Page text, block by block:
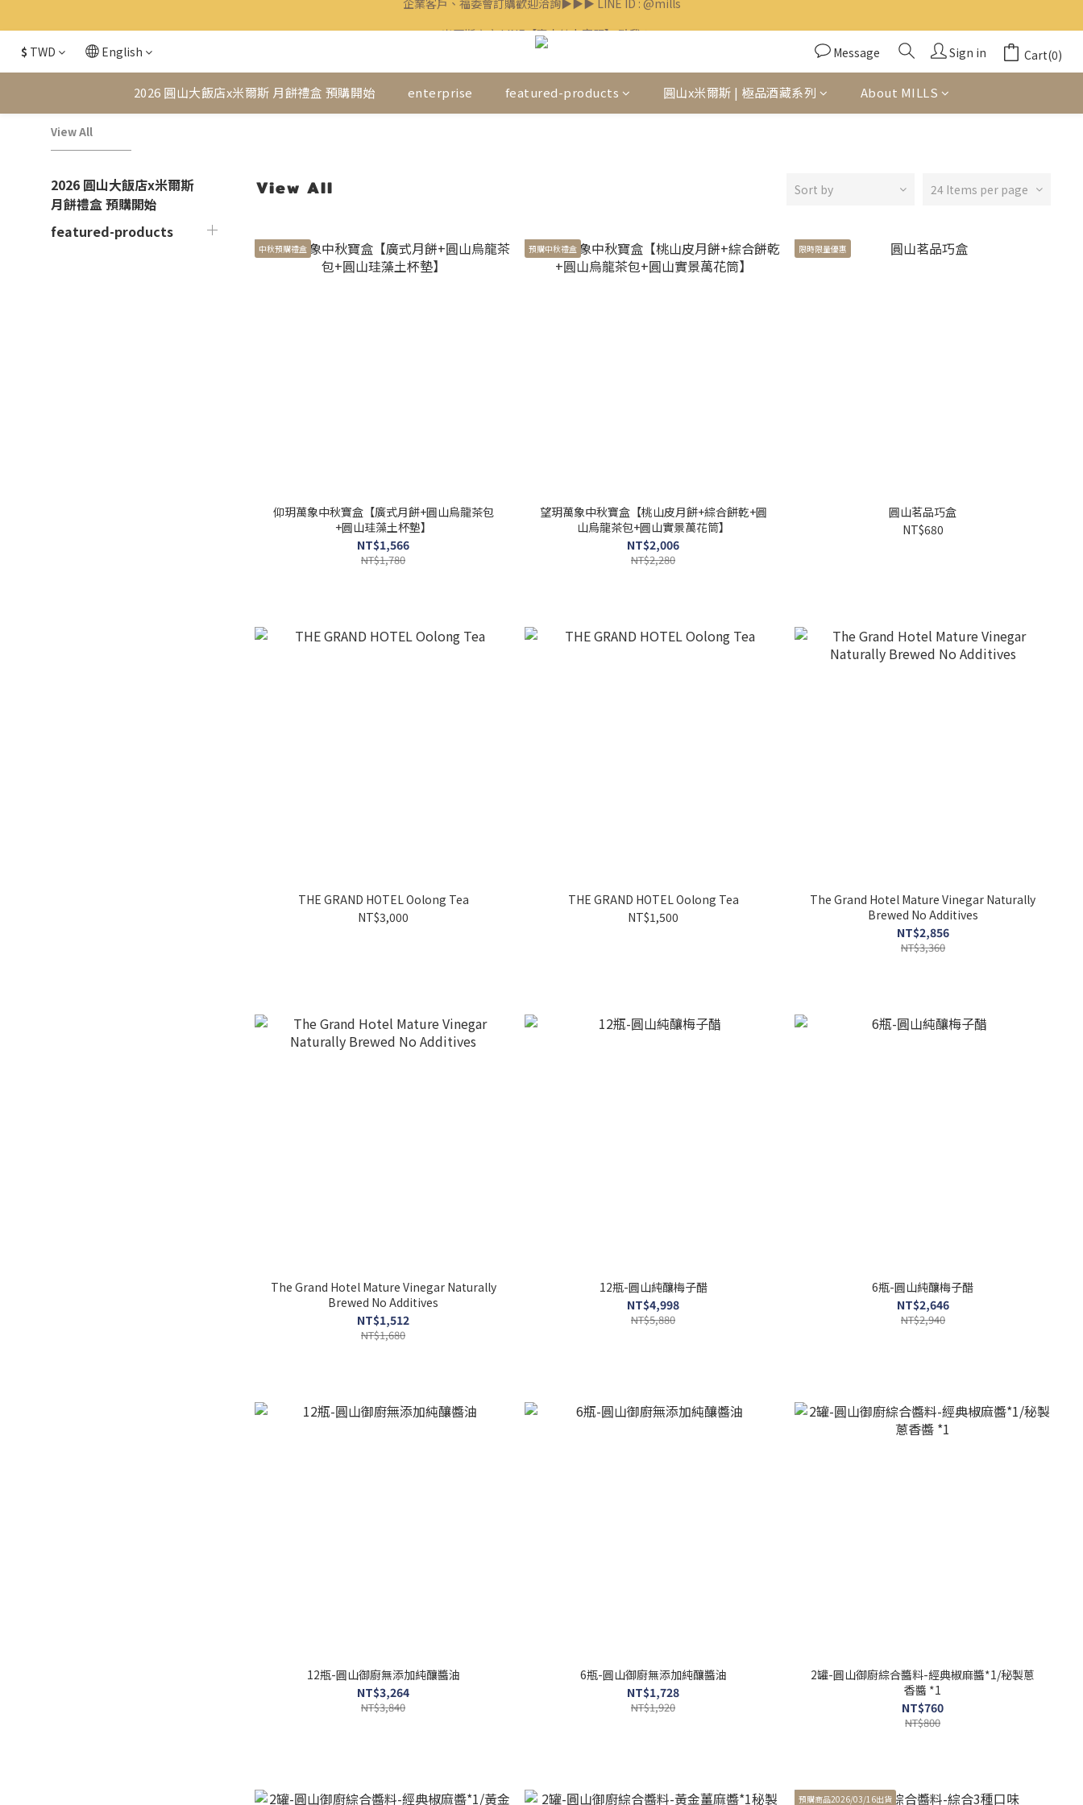
企業客戶、福委會訂購歡迎洽詢▶▶▶ LINE ID : @mills
🛎米爾斯官方 LINE【專人線上客服】 點我！
$ TWD English Message Sign in Cart(0)
2026 圓山大飯店x米爾斯 月餅禮盒 預購開始 enterprise featured-products 圓山x米爾斯 | 極品酒藏系列 About MILLS
View All
2026 圓山大飯店x米爾斯
月餅禮盒 預購開始
featured-products
View All Sort by 24 Items per page
中秋預購禮盒
仰玥萬象中秋寶盒【廣式月餅+圓山烏龍茶包
+圓山珪藻土杯墊】
NT$1,566
NT$1,780
預購中秋禮盒
望玥萬象中秋寶盒【桃山皮月餅+綜合餅乾+圓
山烏龍茶包+圓山實景萬花筒】
NT$2,006
NT$2,280
限時限量優惠
圓山茗品巧盒
NT$680
THE GRAND HOTEL Oolong Tea
NT$3,000
THE GRAND HOTEL Oolong Tea
NT$1,500
The Grand Hotel Mature Vinegar Naturally
Brewed No Additives
NT$2,856
NT$3,360
The Grand Hotel Mature Vinegar Naturally
Brewed No Additives
NT$1,512
NT$1,680
12瓶-圓山純釀梅子醋
NT$4,998
NT$5,880
6瓶-圓山純釀梅子醋
NT$2,646
NT$2,940
12瓶-圓山御廚無添加純釀醬油
NT$3,264
NT$3,840
6瓶-圓山御廚無添加純釀醬油
NT$1,728
NT$1,920
2罐-圓山御廚綜合醬料-經典椒麻醬*1/秘製蔥
香醬 *1
NT$760
NT$800
預購商品2026/03/16出貨